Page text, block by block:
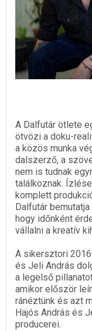
A Dalfutár ötlete
ötvözi a doku-
a közös munka
dalszerző, a
nem is tudnak
találkoznak.
komplett
Dalfutár
hogy időnként
vállalni a kreatív
A sikersztori
és Jeli András
a legelső
amikor először
ránéztünk és azt
Hajós András és
producerei.